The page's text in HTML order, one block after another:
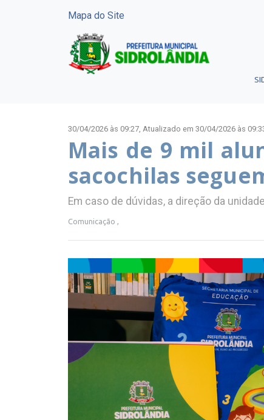
Mapa do Site
30/04/2026 às 09:27, Atualizado em 30/04/2026 às
Mais de 9 mil
sacochilas
Em caso de dúvidas, a direção da
Comunicação ,